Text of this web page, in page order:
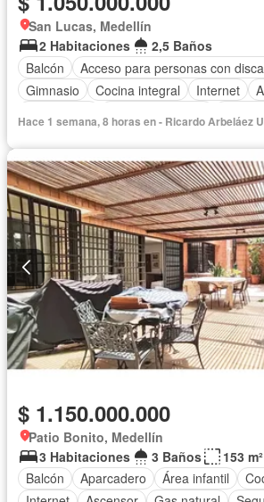
San Lucas, Medellín
2 Habitaciones
2,5 Baños
Balcón
Acceso para personas con
Gimnasio
Cocina integral Internet
Hace 1 semana, 8 horas en - Ricardo Arbeláez
$ 1.150.000.000
Patio Bonito, Medellín
3 Habitaciones
3 Baños
153 m²
Balcón
Aparcadero Área infantil